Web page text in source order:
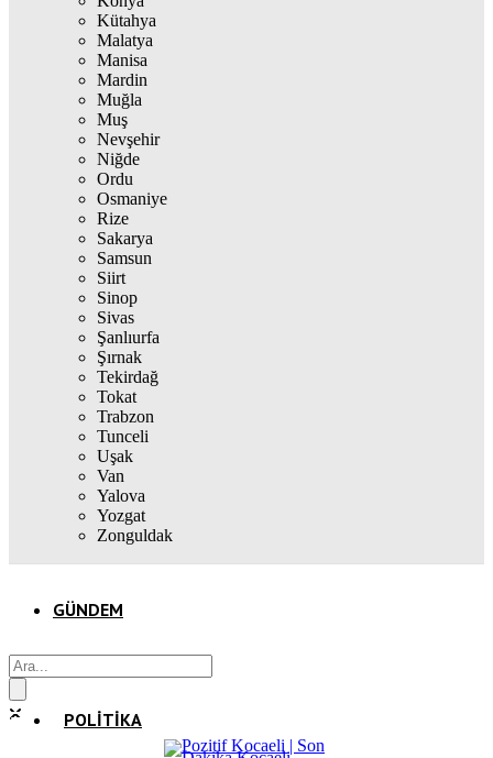
Kütahya
Malatya
Manisa
Mardin
Muğla
Muş
Nevşehir
Niğde
Ordu
Osmaniye
Rize
Sakarya
Samsun
Siirt
Sinop
Sivas
Şanlıurfa
Şırnak
Tekirdağ
Tokat
Trabzon
Tunceli
Uşak
Van
Yalova
Yozgat
Zonguldak
GÜNDEM
POLITIKA